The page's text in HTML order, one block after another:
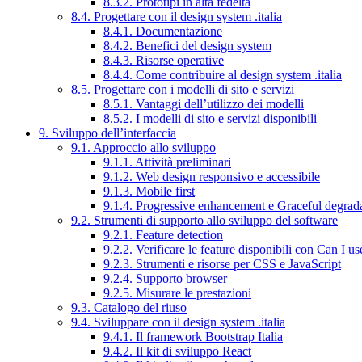
8.4. Progettare con il design system .italia
8.4.1. Documentazione
8.4.2. Benefici del design system
8.4.3. Risorse operative
8.4.4. Come contribuire al design system .italia
8.5. Progettare con i modelli di sito e servizi
8.5.1. Vantaggi dell’utilizzo dei modelli
8.5.2. I modelli di sito e servizi disponibili
9. Sviluppo dell’interfaccia
9.1. Approccio allo sviluppo
9.1.1. Attività preliminari
9.1.2. Web design responsivo e accessibile
9.1.3. Mobile first
9.1.4. Progressive enhancement e Graceful
9.2. Strumenti di supporto allo sviluppo del software
9.2.1. Feature detection
9.2.2. Verificare le feature disponibili con Can I
9.2.3. Strumenti e risorse per CSS e JavaScript
9.2.4. Supporto browser
9.2.5. Misurare le prestazioni
9.3. Catalogo del riuso
9.4. Sviluppare con il design system .italia
9.4.1. Il framework Bootstrap Italia
9.4.2. Il kit di sviluppo React